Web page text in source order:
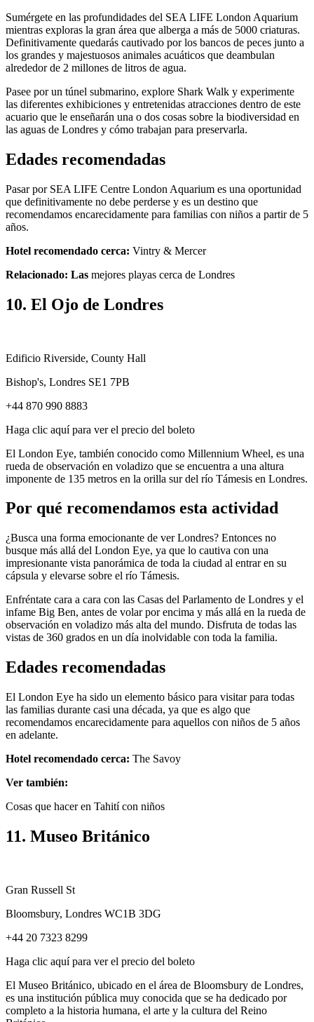
Sumérgete en las profundidades del SEA LIFE London Aquarium
mientras exploras la gran área que alberga a más de 5000 criaturas.
Definitivamente quedarás cautivado por los bancos de peces junto a
los grandes y majestuosos animales acuáticos que deambulan
alrededor de 2 millones de litros de agua.
Pasee por un túnel submarino, explore Shark Walk y experimente
las diferentes exhibiciones y entretenidas atracciones dentro de este
acuario que le enseñarán una o dos cosas sobre la biodiversidad en
las aguas de Londres y cómo trabajan para preservarla.
Edades recomendadas
Pasar por SEA LIFE Centre London Aquarium es una oportunidad
que definitivamente no debe perderse y es un destino que
recomendamos encarecidamente para familias con niños a partir de 5
años.
Hotel recomendado cerca: Vintry & Mercer
Relacionado: Las mejores playas cerca de Londres
10. El Ojo de Londres
Edificio Riverside, County Hall
Bishop's, Londres SE1 7PB
+44 870 990 8883
Haga clic aquí para ver el precio del boleto
El London Eye, también conocido como Millennium Wheel, es una
rueda de observación en voladizo que se encuentra a una altura
imponente de 135 metros en la orilla sur del río Támesis en Londres.
Por qué recomendamos esta actividad
¿Busca una forma emocionante de ver Londres? Entonces no
busque más allá del London Eye, ya que lo cautiva con una
impresionante vista panorámica de toda la ciudad al entrar en su
cápsula y elevarse sobre el río Támesis.
Enfréntate cara a cara con las Casas del Parlamento de Londres y el
infame Big Ben, antes de volar por encima y más allá en la rueda de
observación en voladizo más alta del mundo. Disfruta de todas las
vistas de 360 ​​grados en un día inolvidable con toda la familia.
Edades recomendadas
El London Eye ha sido un elemento básico para visitar para todas
las familias durante casi una década, ya que es algo que
recomendamos encarecidamente para aquellos con niños de 5 años
en adelante.
Hotel recomendado cerca: The Savoy
Ver también:
Cosas que hacer en Tahití con niños
11. Museo Británico
Gran Russell St
Bloomsbury, Londres WC1B 3DG
+44 20 7323 8299
Haga clic aquí para ver el precio del boleto
El Museo Británico, ubicado en el área de Bloomsbury de Londres,
es una institución pública muy conocida que se ha dedicado por
completo a la historia humana, el arte y la cultura del Reino